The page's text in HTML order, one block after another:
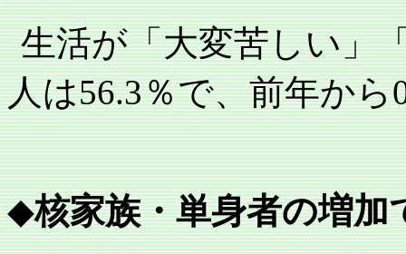
生活が「大変苦しい」
人は56.3％で、前年から
◆核家族・単身者の増加